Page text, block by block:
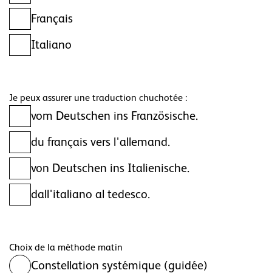
Français
Italiano
Je peux assurer une traduction chuchotée :
vom Deutschen ins Französische.
du français vers l'allemand.
von Deutschen ins Italienische.
dall'italiano al tedesco.
Choix de la méthode matin
Constellation systémique (guidée)